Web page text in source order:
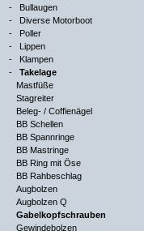
- Bullaugen
- Diverse Motorboot
- Poller
- Lippen
- Klampen
- Takelage
Mastfüße
Stagreiter
Beleg- / Coffienägel
BB Schellen
BB Spannringe
BB Mastringe
BB Ring mit Öse
BB Rahbeschlag
Augbolzen
Augbolzen Q
Gabelkopfschrauben
Gewindebolzen